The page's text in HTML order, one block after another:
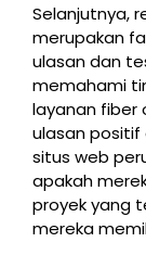
Selanjutnya,
merupakan
ulasan dan
memahami
layanan fiber
ulasan positif
situs web
apakah
proyek yang
mereka